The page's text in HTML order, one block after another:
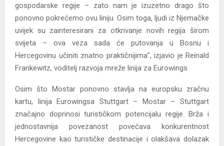
gospodarske regije – zato nam je izuzetno drago što
ponovno pokrećemo ovu liniju. Osim toga, ljudi iz Njemačke
uvijek su zainteresirani za otkrivanje novih regija širom
svijeta – ova veza sada će putovanja u Bosnu i
Hercegovinu učiniti znatno praktičnijima”, izjavio je Reinald
Frankewitz, voditelj razvoja mreže linija za Eurowings
Osim što Mostar ponovno stavlja na europsku zračnu
kartu, linija Eurowingsa Stuttgart – Mostar – Stuttgart
značajno doprinosi turističkom potencijalu regije. Brža i
jednostavnija povezanost povećava konkurentnost
Hercegovine kao turističke destinacije i olakšava dolazak